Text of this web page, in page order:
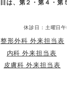
は、第２・第４・第
休診日：土曜日
整形外科 外来担当表
内科 外来担当表
皮膚科 外来担当表